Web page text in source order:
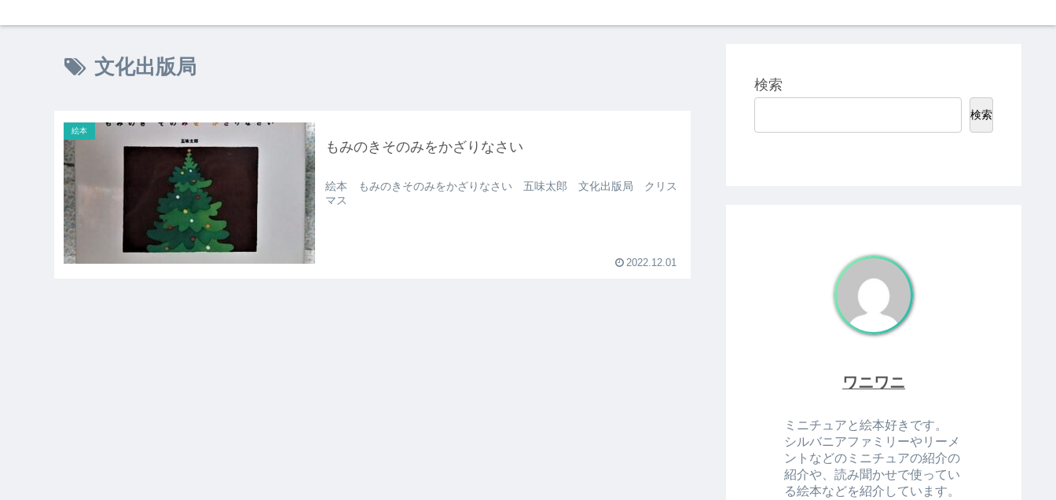
文化出版局
絵本
もみのきそのみをかざりなさい
絵本 もみのきそのみをかざりなさい 五味太郎 文化出版局 クリス
マス
2022.12.01
検索
検索
ワニワニ
ミニチュアと絵本好きです。
シルバニアファミリーやリーメ
ントなどのミニチュアの紹介の
紹介や、読み聞かせで使ってい
る絵本などを紹介しています。